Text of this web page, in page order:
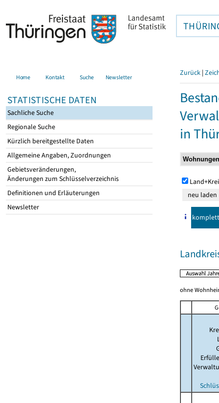
Home Kontakt Suche Newsletter
STATISTISCHE DATEN
Sachliche Suche
Regionale Suche
Kürzlich bereitgestellte Daten
Allgemeine Angaben, Zuordnungen
Gebietsveränderungen,
Änderungen zum Schlüsselverzeichnis
Definitionen und Erläuterungen
Newsletter
Zurück |
in
komplett
ohne